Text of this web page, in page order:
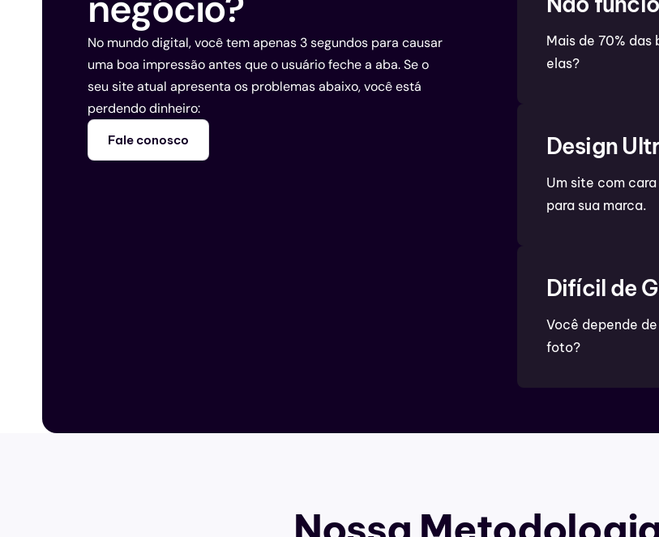
Mais de 70%
elas?
Design
Um site com
para sua marca.
Difícil de
Você depende
foto?
No mundo digital, você tem apenas 3 segundos para causar
uma boa impressão antes que o usuário feche a aba. Se o
seu site atual apresenta os problemas abaixo, você está
perdendo dinheiro:
Fale conosco